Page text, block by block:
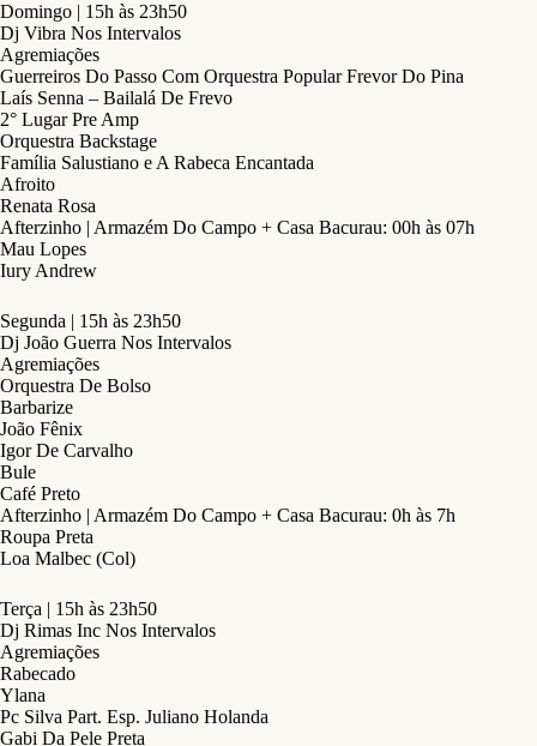
Domingo | 15h às 23h50
Dj Vibra Nos Intervalos
Agremiações
Guerreiros Do Passo Com Orquestra Popular Frevor Do Pina
Laís Senna – Bailalá De Frevo
2° Lugar Pre Amp
Orquestra Backstage
Família Salustiano e A Rabeca Encantada
Afroito
Renata Rosa
Afterzinho | Armazém Do Campo + Casa Bacurau: 00h às 07h
Mau Lopes
Iury Andrew
Segunda | 15h às 23h50
Dj João Guerra Nos Intervalos
Agremiações
Orquestra De Bolso
Barbarize
João Fênix
Igor De Carvalho
Bule
Café Preto
Afterzinho | Armazém Do Campo + Casa Bacurau: 0h às 7h
Roupa Preta
Loa Malbec (Col)
Terça | 15h às 23h50
Dj Rimas Inc Nos Intervalos
Agremiações
Rabecado
Ylana
Pc Silva Part. Esp. Juliano Holanda
Gabi Da Pele Preta